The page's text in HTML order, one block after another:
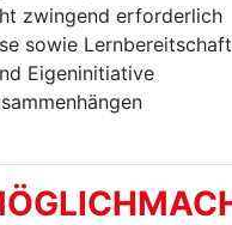
zwingend erforderlich
sowie Lernbereitschaft
Eigeninitiative